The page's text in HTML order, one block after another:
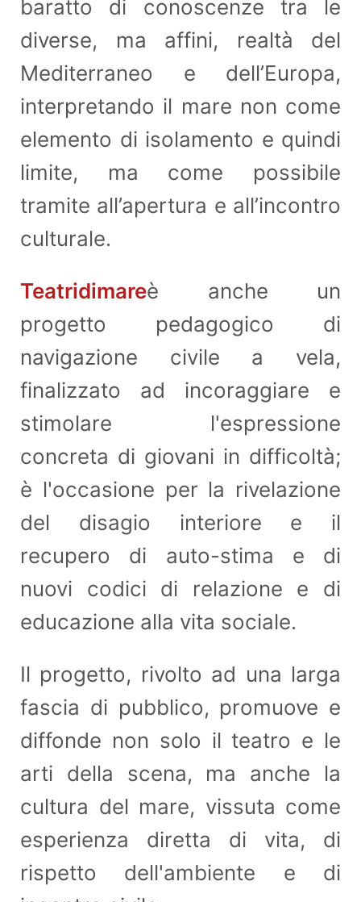
baratto di conoscenze tra le
diverse, ma affini, realtà del
Mediterraneo e dell’Europa,
interpretando il mare non come
elemento di isolamento e quindi
limite, ma come possibile
tramite all’apertura e all’incontro
culturale.
Teatridimareè anche un
progetto pedagogico di
navigazione civile a vela,
finalizzato ad incoraggiare e
stimolare l'espressione
concreta di giovani in difficoltà;
è l'occasione per la rivelazione
del disagio interiore e il
recupero di auto-stima e di
nuovi codici di relazione e di
educazione alla vita sociale.
Il progetto, rivolto ad una larga
fascia di pubblico, promuove e
diffonde non solo il teatro e le
arti della scena, ma anche la
cultura del mare, vissuta come
esperienza diretta di vita, di
rispetto dell'ambiente e di